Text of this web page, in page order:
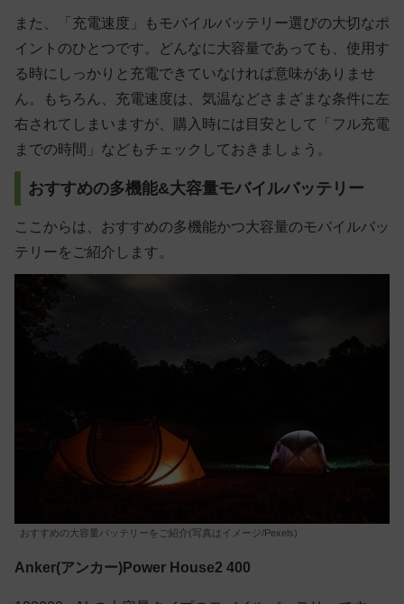
また、「充電速度」もモバイルバッテリー選びの大切なポ
イントのひとつです。どんなに大容量であっても、使用す
る時にしっかりと充電できていなければ意味がありませ
ん。もちろん、充電速度は、気温などさまざまな条件に左
右されてしまいますが、購入時には目安として「フル充電
までの時間」などもチェックしておきましょう。
おすすめの多機能&大容量モバイルバッテリー
ここからは、おすすめの多機能かつ大容量のモバイルバッ
テリーをご紹介します。
おすすめの大容量バッテリーをご紹介(写真はイメージ/Pexels)
Anker(アンカー)Power House2 400